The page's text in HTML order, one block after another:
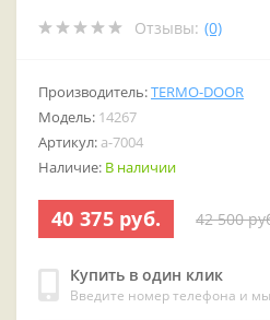
Отзывы: (0)
Производитель:TERMO-DOOR
Модель: 14267
Артикул: a-7004
Наличие: В наличии
40 375 руб. 42 500
Купить в один клик
Введите номер телефона и